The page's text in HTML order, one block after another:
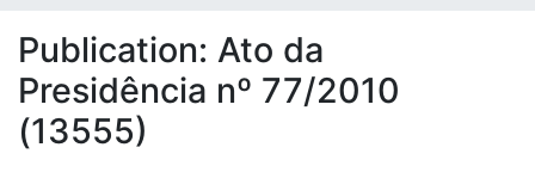
Publication: Ato da
Presidência nº 77/2010
(13555)